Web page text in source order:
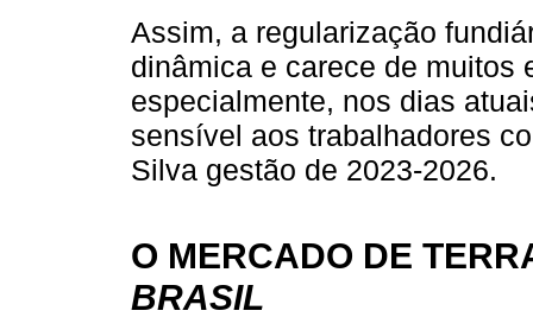
Assim, a regularização
dinâmica e carece de muitos
especialmente, nos dias
sensível aos trabalhadores
Silva gestão de 2023-2026.
O MERCADO DE
BRASIL